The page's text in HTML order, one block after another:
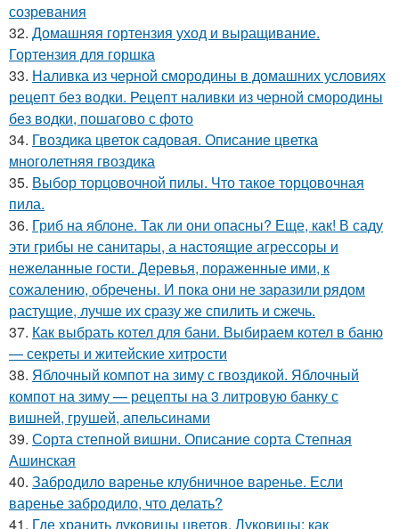
созревания
32. Домашняя гортензия уход и выращивание.
Гортензия для горшка
33. Наливка из черной смородины в домашних условиях
рецепт без водки. Рецепт наливки из черной смородины
без водки, пошагово с фото
34. Гвоздика цветок садовая. Описание цветка
многолетняя гвоздика
35. Выбор торцовочной пилы. Что такое торцовочная
пила.
36. Гриб на яблоне. Так ли они опасны? Еще, как! В саду
эти грибы не санитары, а настоящие агрессоры и
нежеланные гости. Деревья, пораженные ими, к
сожалению, обречены. И пока они не заразили рядом
растущие, лучше их сразу же спилить и сжечь.
37. Как выбрать котел для бани. Выбираем котел в баню
— секреты и житейские хитрости
38. Яблочный компот на зиму с гвоздикой. Яблочный
компот на зиму — рецепты на 3 литровую банку с
вишней, грушей, апельсинами
39. Сорта степной вишни. Описание сорта Степная
Ашинская
40. Забродило варенье клубничное варенье. Если
варенье забродило, что делать?
41. Где хранить луковицы цветов. Луковицы: как